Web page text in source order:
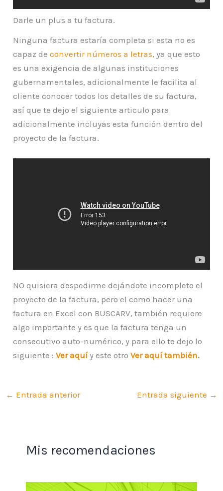
Darle un plus a tu factura.
Ninguna factura estaría completa si esta no es
capaz deconvertir números a letras, ya que esto
es una exigencia de algunas instituciones
gubernamentales, adicionalmente le facilita al
cliente conocer todos los detalles de su factura,
así que te dejo el siguiente articulo para
adicionalmente incluyas esta función dentro del
proyecto de la factura.
NO quisiera despedirme dejándote incompleto el
proyecto de la factura, pero el como hacer una
factura en Excel con BUSCARV, también requiere
algo importante y es que la factura tenga un
consecutivo auto-numérico, y para ello te dejo lo
siguiente :Ver aquíy este otroVer aquí también.
← Entrada anterior Entrada siguiente →
Mis recomendaciones